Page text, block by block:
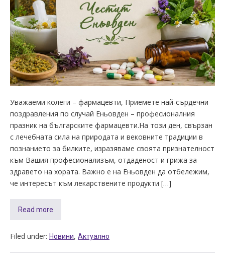
Уважаеми колеги – фармацевти, Приемете най-сърдечни
поздравления по случай Еньовден – професионалния
празник на българските фармацевти.На този ден, свързан
с лечебната сила на природата и вековните традиции в
познанието за билките, изразяваме своята признателност
към Вашия професионализъм, отдаденост и грижа за
здравето на хората. Важно е на Еньовден да отбележим,
че интересът към лекарствените продукти […]
Read more
Filed under: Новини, Актуално